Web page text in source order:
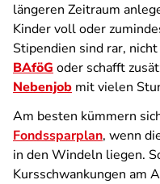
längeren Zeitraum
Kinder voll oder
Stipendien sind rar,
BAföG oder schafft
Nebenjob mit vielen
Am besten kümmern
Fondssparplan, wenn
in den Windeln liegen.
Kursschwankungen am